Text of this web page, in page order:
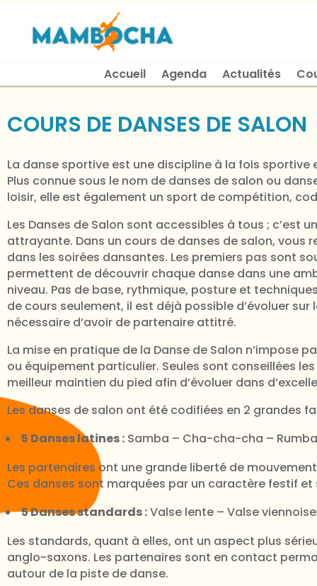
Accueil Agenda Actualités
COURS DE DANSES DE SALON
La danse sportive est une discipline à la fois
Plus connue sous le nom de danses de salon ou
loisir, elle est également un sport de compétition,
Les Danses de Salon sont accessibles à tous ; c’est
attrayante. Dans un cours de danses de salon, vous
dans les soirées dansantes. Les premiers pas sont
permettent de découvrir chaque danse dans une
niveau. Pas de base, rythmique, posture et
de cours seulement, il est déjà possible d’évoluer
nécessaire d’avoir de partenaire attitré.
La mise en pratique de la Danse de Salon n’impose
ou équipement particulier. Seules sont conseillées
meilleur maintien du pied afin d’évoluer dans
Les danses de salon ont été codifiées en 2 grandes
5 Danses latines : Samba – Cha-cha-cha –
Les partenaires ont une grande liberté de
Ces danses sont marquées par un caractère festif et
5 Danses standards :Valse lente – Valse
Les standards, quant à elles, ont un aspect plus
anglo-saxons. Les partenaires sont en contact
autour de la piste de danse.